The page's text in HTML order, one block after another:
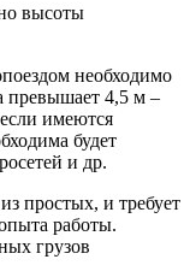
высоты
необходимо
превышает 4,5 м –
имеются
будет
и др.
простых, и требует
работы.